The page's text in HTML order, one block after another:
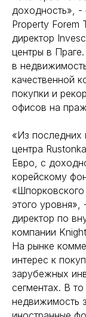
доходность», -
Property Forem
директор
центры в
в
качественной
покупки и
офисов на
«Из
центра
Евро, с
корейскому
этого уровня»,
директор по
компании
На рынке
интерес к
зарубежных
сегментах. В
недвижимость